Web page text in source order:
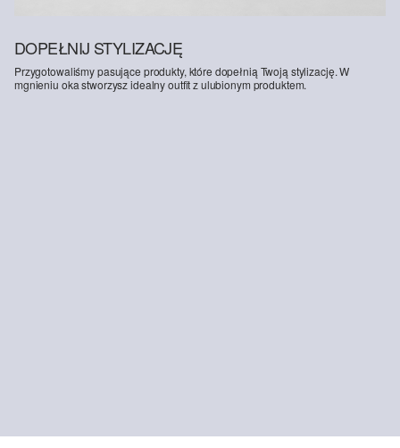
DOPEŁNIJ STYLIZACJĘ
Przygotowaliśmy pasujące produkty, które dopełnią Twoją stylizację. W
mgnieniu oka stworzysz idealny outfit z ulubionym produktem.